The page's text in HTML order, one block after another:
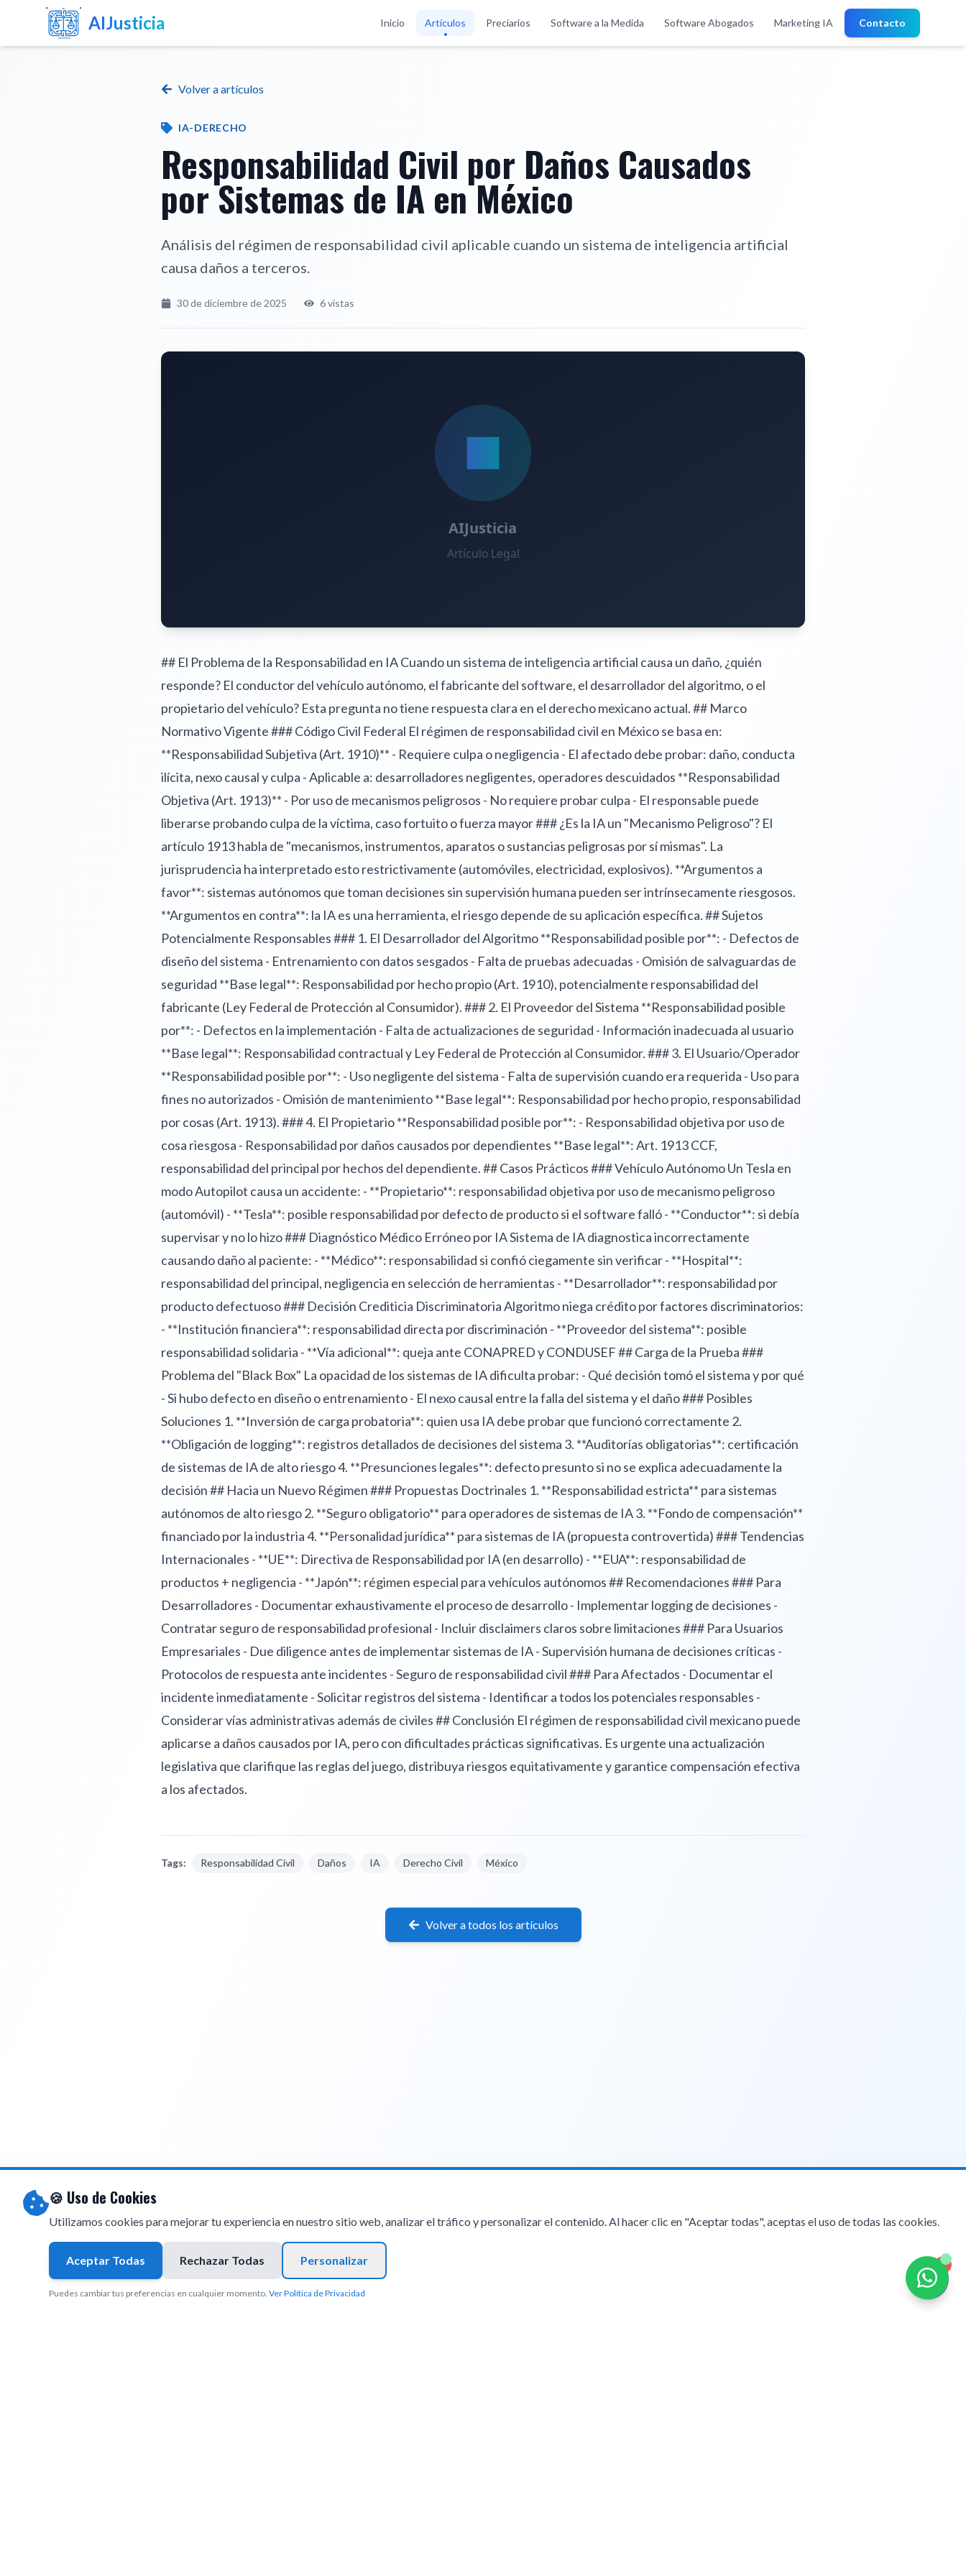
AIJusticia Inicio Artículos Preciarios Software a la Medida Software Abogados Marketing IA Contacto
Volver a artículos
IA-DERECHO
Responsabilidad Civil por Daños Causados
por Sistemas de IA en México
Análisis del régimen de responsabilidad civil aplicable cuando un sistema de inteligencia artificial
causa daños a terceros.
30 de diciembre de 2025 6vistas
## El Problema de la Responsabilidad en IA Cuando un sistema de inteligencia artificial causa un daño, ¿quién
responde? El conductor del vehículo autónomo, el fabricante del software, el desarrollador del algoritmo, o el
propietario del vehículo? Esta pregunta no tiene respuesta clara en el derecho mexicano actual. ## Marco
Normativo Vigente ### Código Civil Federal El régimen de responsabilidad civil en México se basa en:
**Responsabilidad Subjetiva (Art. 1910)** - Requiere culpa o negligencia - El afectado debe probar: daño, conducta
ilícita, nexo causal y culpa - Aplicable a: desarrolladores negligentes, operadores descuidados **Responsabilidad
Objetiva (Art. 1913)** - Por uso de mecanismos peligrosos - No requiere probar culpa - El responsable puede
liberarse probando culpa de la víctima, caso fortuito o fuerza mayor ### ¿Es la IA un "Mecanismo Peligroso"? El
artículo 1913 habla de "mecanismos, instrumentos, aparatos o sustancias peligrosas por sí mismas". La
jurisprudencia ha interpretado esto restrictivamente (automóviles, electricidad, explosivos). **Argumentos a
favor**: sistemas autónomos que toman decisiones sin supervisión humana pueden ser intrínsecamente riesgosos.
**Argumentos en contra**: la IA es una herramienta, el riesgo depende de su aplicación específica. ## Sujetos
Potencialmente Responsables ### 1. El Desarrollador del Algoritmo **Responsabilidad posible por**: - Defectos de
diseño del sistema - Entrenamiento con datos sesgados - Falta de pruebas adecuadas - Omisión de salvaguardas de
seguridad **Base legal**: Responsabilidad por hecho propio (Art. 1910), potencialmente responsabilidad del
fabricante (Ley Federal de Protección al Consumidor). ### 2. El Proveedor del Sistema **Responsabilidad posible
por**: - Defectos en la implementación - Falta de actualizaciones de seguridad - Información inadecuada al usuario
**Base legal**: Responsabilidad contractual y Ley Federal de Protección al Consumidor. ### 3. El Usuario/Operador
**Responsabilidad posible por**: - Uso negligente del sistema - Falta de supervisión cuando era requerida - Uso para
fines no autorizados - Omisión de mantenimiento **Base legal**: Responsabilidad por hecho propio, responsabilidad
por cosas (Art. 1913). ### 4. El Propietario **Responsabilidad posible por**: - Responsabilidad objetiva por uso de
cosa riesgosa - Responsabilidad por daños causados por dependientes **Base legal**: Art. 1913 CCF,
responsabilidad del principal por hechos del dependiente. ## Casos Prácticos ### Vehículo Autónomo Un Tesla en
modo Autopilot causa un accidente: - **Propietario**: responsabilidad objetiva por uso de mecanismo peligroso
(automóvil) - **Tesla**: posible responsabilidad por defecto de producto si el software falló - **Conductor**: si debía
supervisar y no lo hizo ### Diagnóstico Médico Erróneo por IA Sistema de IA diagnostica incorrectamente
causando daño al paciente: - **Médico**: responsabilidad si confió ciegamente sin verificar - **Hospital**:
responsabilidad del principal, negligencia en selección de herramientas - **Desarrollador**: responsabilidad por
producto defectuoso ### Decisión Crediticia Discriminatoria Algoritmo niega crédito por factores discriminatorios:
- **Institución financiera**: responsabilidad directa por discriminación - **Proveedor del sistema**: posible
responsabilidad solidaria - **Vía adicional**: queja ante CONAPRED y CONDUSEF ## Carga de la Prueba ###
Problema del "Black Box" La opacidad de los sistemas de IA dificulta probar: - Qué decisión tomó el sistema y por qué
- Si hubo defecto en diseño o entrenamiento - El nexo causal entre la falla del sistema y el daño ### Posibles
Soluciones 1. **Inversión de carga probatoria**: quien usa IA debe probar que funcionó correctamente 2.
**Obligación de logging**: registros detallados de decisiones del sistema 3. **Auditorías obligatorias**: certificación
de sistemas de IA de alto riesgo 4. **Presunciones legales**: defecto presunto si no se explica adecuadamente la
decisión ## Hacia un Nuevo Régimen ### Propuestas Doctrinales 1. **Responsabilidad estricta** para sistemas
autónomos de alto riesgo 2. **Seguro obligatorio** para operadores de sistemas de IA 3. **Fondo de compensación**
financiado por la industria 4. **Personalidad jurídica** para sistemas de IA (propuesta controvertida) ### Tendencias
Internacionales - **UE**: Directiva de Responsabilidad por IA (en desarrollo) - **EUA**: responsabilidad de
productos + negligencia - **Japón**: régimen especial para vehículos autónomos ## Recomendaciones ### Para
Desarrolladores - Documentar exhaustivamente el proceso de desarrollo - Implementar logging de decisiones -
Contratar seguro de responsabilidad profesional - Incluir disclaimers claros sobre limitaciones ### Para Usuarios
Empresariales - Due diligence antes de implementar sistemas de IA - Supervisión humana de decisiones críticas -
Protocolos de respuesta ante incidentes - Seguro de responsabilidad civil ### Para Afectados - Documentar el
incidente inmediatamente - Solicitar registros del sistema - Identificar a todos los potenciales responsables -
Considerar vías administrativas además de civiles ## Conclusión El régimen de responsabilidad civil mexicano puede
aplicarse a daños causados por IA, pero con dificultades prácticas significativas. Es urgente una actualización
legislativa que clarifique las reglas del juego, distribuya riesgos equitativamente y garantice compensación efectiva
a los afectados.
Tags: Responsabilidad Civil Daños IA Derecho Civil México
Volver a todos los artículos
🍪 Uso de Cookies
Utilizamos cookies para mejorar tu experiencia en nuestro sitio web, analizar el tráfico y personalizar el contenido. Al hacer clic en "Aceptar todas", aceptas el uso de todas las cookies.
Aceptar Todas Rechazar Todas Personalizar
Puedes cambiar tus preferencias en cualquier momento. Ver Política de Privacidad
1